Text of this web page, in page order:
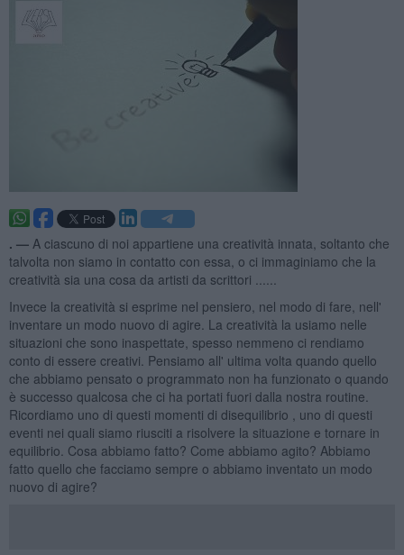
. — A ciascuno di noi appartiene una creatività innata, soltanto che
talvolta non siamo in contatto con essa, o ci immaginiamo che la
creatività sia una cosa da artisti da scrittori ......
Invece la creatività si esprime nel pensiero, nel modo di fare, nell'
inventare un modo nuovo di agire. La creatività la usiamo nelle
situazioni che sono inaspettate, spesso nemmeno ci rendiamo
conto di essere creativi. Pensiamo all' ultima volta quando quello
che abbiamo pensato o programmato non ha funzionato o quando
è successo qualcosa che ci ha portati fuori dalla nostra routine.
Ricordiamo uno di questi momenti di disequilibrio , uno di questi
eventi nei quali siamo riusciti a risolvere la situazione e tornare in
equilibrio. Cosa abbiamo fatto? Come abbiamo agito? Abbiamo
fatto quello che facciamo sempre o abbiamo inventato un modo
nuovo di agire?